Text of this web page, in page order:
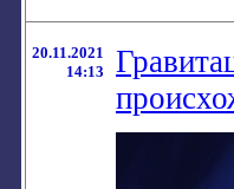
20.11.2021
14:13